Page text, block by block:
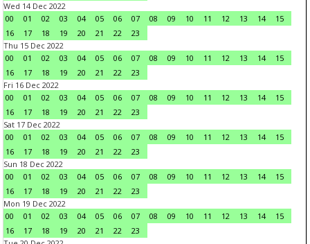
Wed 14 Dec 2022
00
01 02 03 04 05 06 07 08 09 10 11 12 13 14
15
16
17 18 19 20 21 22
23
Thu 15 Dec 2022
00
01 02 03 04 05 06 07 08 09 10 11 12 13 14
15
16
17 18 19 20 21 22
23
Fri 16 Dec 2022
00
01 02 03 04 05 06 07 08 09 10 11 12 13 14
15
16
17 18 19 20 21 22
23
Sat 17 Dec 2022
00
01 02 03 04 05 06 07 08 09 10 11 12 13 14
15
16
17 18 19 20 21 22
23
Sun 18 Dec 2022
00
01 02 03 04 05 06 07 08 09 10 11 12 13 14
15
16
17 18 19 20 21 22
23
Mon 19 Dec 2022
00
01 02 03 04 05 06 07 08 09 10 11 12 13 14
15
16
17 18 19 20 21 22
23